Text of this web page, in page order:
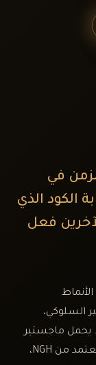
في
الكود الذي
فعل
السلوكي،
يحمل ماجستير
من NGH،